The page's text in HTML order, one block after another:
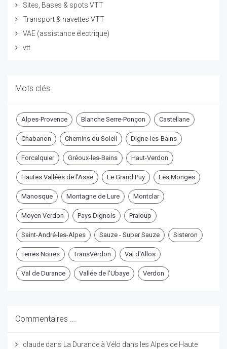
Sites, Bases & spots VTT
Transport & navettes VTT
VAE (assistance électrique)
vtt
Mots clés
Alpes-Provence Blanche Serre-Ponçon Castellane
Chabanon Chemins du Soleil Digne-les-Bains
Forcalquier Gréoux-les-Bains Haut-Verdon
Hautes Vallées de l'Asse Le Grand Puy Les Monges
Manosque Montagne de Lure Montclar
Moyen Verdon Pays Dignois Praloup
Saint-André-les-Alpes Sauze - Super Sauze Sisteron
Terres Noires TransVerdon Val d'Allos
Val de Durance Vallée de l'Ubaye Verdon
Commentaires ...
claude dans
La Durance à Vélo dans les Alpes de Haute